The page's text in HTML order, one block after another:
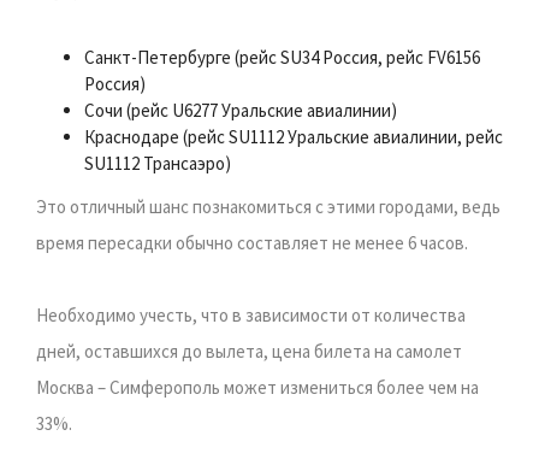
Санкт-Петербурге (рейс SU34 Россия, рейс FV6156
Россия)
Сочи (рейс U6277 Уральские авиалинии)
Краснодаре (рейс SU1112 Уральские авиалинии, рейс
SU1112 Трансаэро)
Это отличный шанс познакомиться с этими городами, ведь
время пересадки обычно составляет не менее 6 часов.
Необходимо учесть, что в зависимости от количества
дней, оставшихся до вылета, цена билета на самолет
Москва – Симферополь может измениться более чем на
33%.